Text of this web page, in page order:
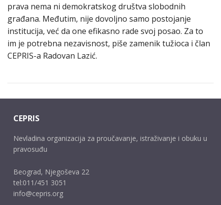
prava nema ni demokratskog društva slobodnih
građana. Međutim, nije dovoljno samo postojanje
institucija, već da one efikasno rade svoj posao. Za to
im je potrebna nezavisnost, piše zamenik tužioca i član
CEPRIS-a Radovan Lazić.
CEPRIS
Nevladina organizacija za proučavanje, istraživanje i obuku u
pravosuđu
Beograd, Njegoševa 22
tel:011/451 3051
info@cepris.org